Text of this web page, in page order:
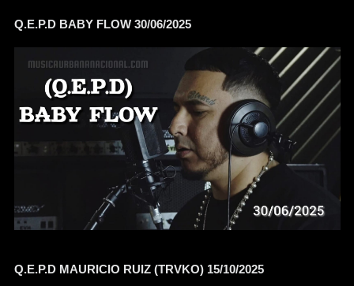
Q.E.P.D BABY FLOW 30/06/2025
Q.E.P.D MAURICIO RUIZ (TRVKO) 15/10/2025